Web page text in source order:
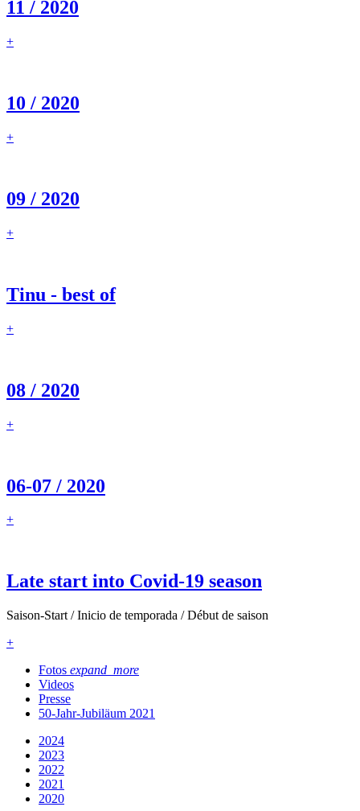
11 / 2020
+
10 / 2020
+
09 / 2020
+
Tinu - best of
+
08 / 2020
+
06-07 / 2020
+
Late start into Covid-19 season
Saison-Start / Inicio de temporada / Début de saison
+
Fotos expand_more
Videos
Presse
50-Jahr-Jubiläum 2021
2024
2023
2022
2021
2020